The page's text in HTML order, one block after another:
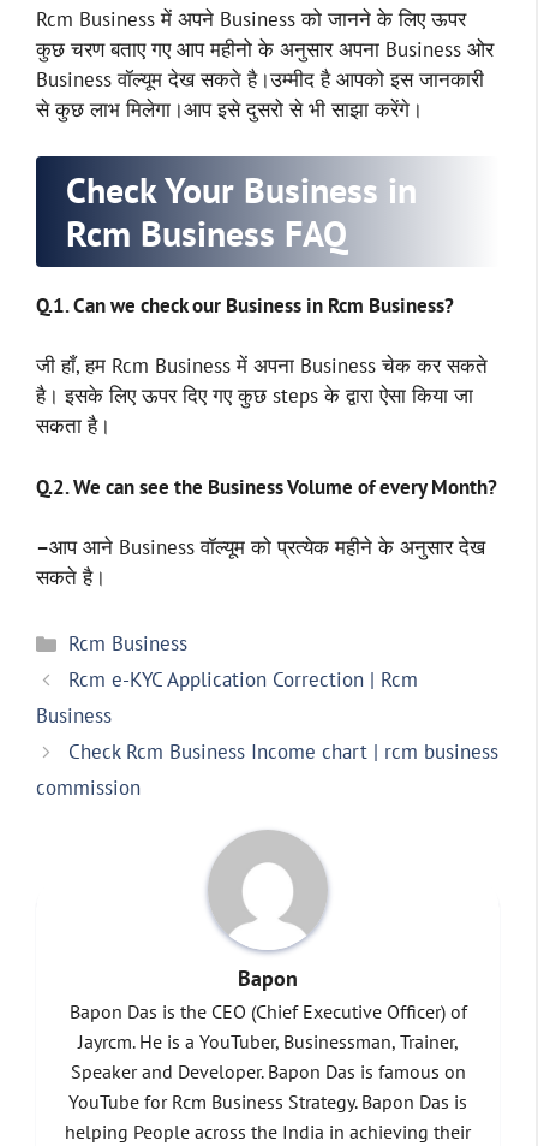
Rcm Business में अपने Business को जानने के लिए ऊपर
कुछ चरण बताए गए आप महीनो के अनुसार अपना Business ओर
Business वॉल्यूम देख सकते है।उम्मीद है आपको इस जानकारी
से कुछ लाभ मिलेगा।आप इसे दुसरो से भी साझा करेंगे।
Check Your Business in
Rcm Business FAQ
Q.1. Can we check our Business in Rcm Business?
जी हाँ, हम Rcm Business में अपना Business चेक कर सकते
है। इसके लिए ऊपर दिए गए कुछ steps के द्वारा ऐसा किया जा
सकता है।
Q.2. We can see the Business Volume of every Month?
–आप आने Business वॉल्यूम को प्रत्येक महीने के अनुसार देख
सकते है।
Categories
Rcm Business
Rcm e-KYC Application Correction | Rcm
Business
Check Rcm Business Income chart | rcm business
commission
Bapon
Bapon Das is the CEO (Chief Executive Officer) of
Jayrcm. He is a YouTuber, Businessman, Trainer,
Speaker and Developer. Bapon Das is famous on
YouTube for Rcm Business Strategy. Bapon Das is
helping People across the India in achieving their